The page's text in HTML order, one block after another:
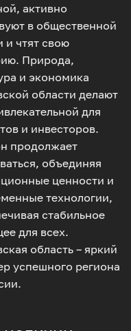
активно
в общественной
и чтят свою
Природа,
и экономика
области делают
для
и инвесторов.
продолжает
объединяя
ценности и
технологии,
стабильное
для всех.
область – яркий
успешного региона